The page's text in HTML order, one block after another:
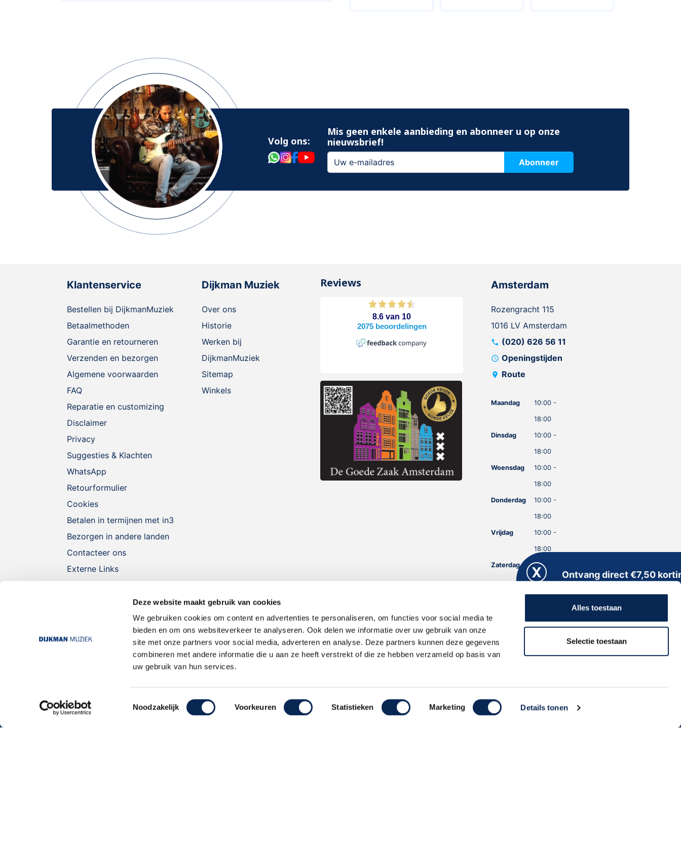
Deze website maakt gebruik van cookies
We gebruiken cookies om content en advertenties te personaliseren, om functies voor social media te
bieden en om ons websiteverkeer te analyseren. Ook delen we informatie over uw gebruik van onze
site met onze partners voor social media, adverteren en analyse. Deze partners kunnen deze gegevens
combineren met andere informatie die u aan ze heeft verstrekt of die ze hebben verzameld op basis van
uw gebruik van hun services.
Toestemmingsselectie
Noodzakelijk Voorkeuren Statistieken Marketing Details tonen
Alles toestaan
Selectie toestaan
Volg ons:
Mis geen enkele aanbieding en abonneer u op onze
nieuwsbrief!
Abonneer
Klantenservice
Bestellen bij DijkmanMuziek
Betaalmethoden
Garantie en retourneren
Verzenden en bezorgen
Algemene voorwaarden
FAQ
Reparatie en customizing
Disclaimer
Privacy
Suggesties & Klachten
WhatsApp
Retourformulier
Cookies
Betalen in termijnen met in3
Bezorgen in andere landen
Contacteer ons
Externe Links
Dijkman Muziek
Over ons
Historie
Werken bij
DijkmanMuziek
Sitemap
Winkels
Reviews Amsterdam
Rozengracht 115
1016 LV Amsterdam
call (020) 626 56 11
schedule Openingstijden
location_on Route
Maandag 10:00 -
18:00
Dinsdag 10:00 -
18:00
Woensdag 10:00 -
18:00
Donderdag 10:00 -
18:00
Vrijdag 10:00 -
18:00
Zaterdag 10:00 -
18:00
Alle prijzen zijn inclusief 21% BTW, tenzij anders vermeld.
Dijkmanmuziek 2026 © | Alle rechten voorbehouden Realisatie De Websmid Algemene Voorwaarden | Privacy
Ontvang direct €7,50
Meld je aan voor onze nieuwsbrief en
direct een persoonlijke kortingscode